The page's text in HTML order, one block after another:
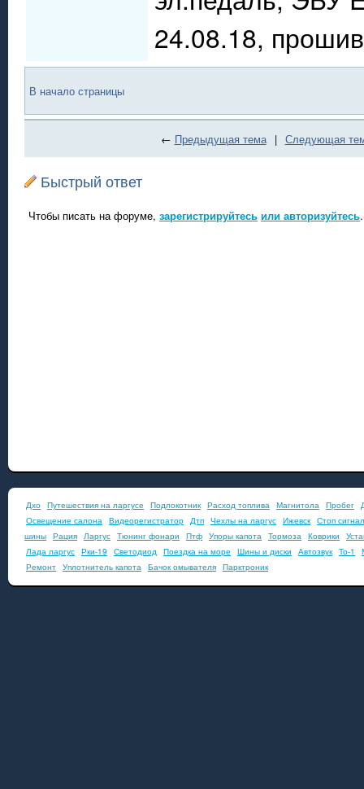
24.08.18,
В начало страницы
← Предыдущая тема | Следующая
Быстрый ответ
Чтобы писать на форуме, зарегистрируйтесь или авторизуйтесь.
Дхо Путешествия на ларгусе Подлокотник Расход топлива Магнитола Пробег
Освещение салона Видеорегистратор Дтп Чехлы на ларгус Ижевск Стоп сигнал
шины Рация Ларгус Тюнинг фонари Птф Упоры капота Тормоза Коврики
Лада ларгус Рки-19 Светодиод Поездка на море Шины и диски Автозвук То-1
Ремонт Уплотнитель капота Бачок омывателя Парктроник